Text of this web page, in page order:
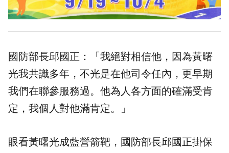
國防部長邱國正：「我絕對相信他，因為黃曙
光我共識多年，不光是在他司令任內，更早期
我們在聯參服務過。他為人各方面的確滿受肯
定，我個人對他滿肯定。」
眼看黃曙光成藍營箭靶，國防部長邱國正掛保